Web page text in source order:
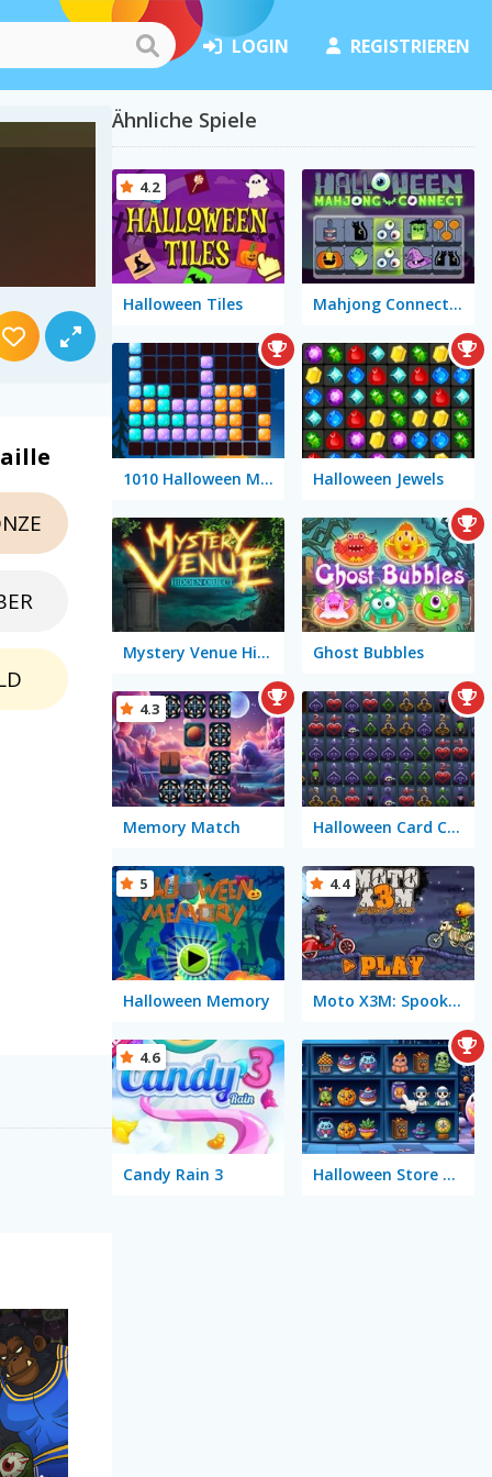
LOGIN REGISTRIEREN
Ähnliche Spiele
Halloween Tiles
4.2
Mahjong Connect Halloween
1010 Halloween Mobile Halloween Jewels
Mystery Venue Hidden Object Ghost Bubbles
Memory Match
4.3
Halloween Card Connect
Halloween Memory
5
Moto X3M: Spooky Land
4.4
Candy Rain 3
4.6
Halloween Store Sort